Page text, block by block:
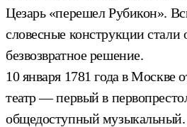
Цезарь «перешел Рубикон».
словесные конструкции стали
безвозвратное решение.
10 января 1781 года в Москве
театр — первый в
общедоступный